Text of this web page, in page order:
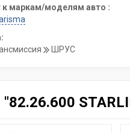
к маркам/моделям авто :
ШРУС